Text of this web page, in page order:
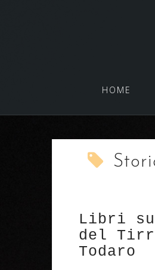
HOME
Libri
del
Todaro